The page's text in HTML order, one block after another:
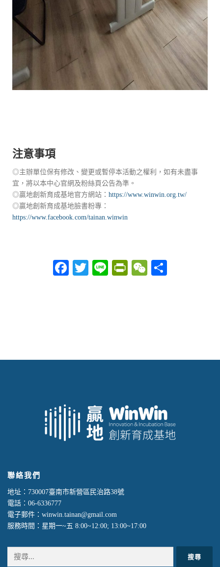
注意事項
◎主辦單位保有修改、變更或暫停本活動之權利，如有未盡事
宜，將以本中心官網及粉絲頁公告為準。
◎贏地創新育成基地官方網站： https://www.winwin.org.tw/
◎贏地創新育成基地臉書粉專：
https://www.facebook.com/tainan.winwin
Facebook
Twitter
LinePrintFriendly
WeChat
聯絡我們
地址：730007臺南市新營區民治路38號
電話：06-6336777
電子郵件：winwin.tainan@gmail.com
服務時間：星期一~五 8:00~12:00; 13:00~17:00